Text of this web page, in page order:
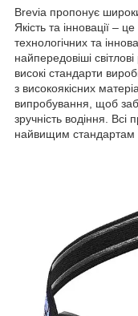
Brevia пропонує
Якість та інновації –
технологічних та
найпередовіші
високі стандарти
з високоякісних
випробування, щоб
зручність водіння. Всі
найвищим стандартам